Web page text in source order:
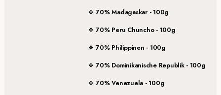
70% Madagaskar - 100g
70% Peru Chuncho - 100g
70% Philippinen - 100g
70% Dominikanische Republik - 100g
70% Venezuela - 100g